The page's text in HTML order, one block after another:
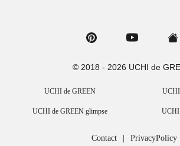
© 2018 - 2026 UCHI de
UCHI de GREEN UCHI
UCHI de GREEN glimpse UCHI
Contact | PrivacyPolicy